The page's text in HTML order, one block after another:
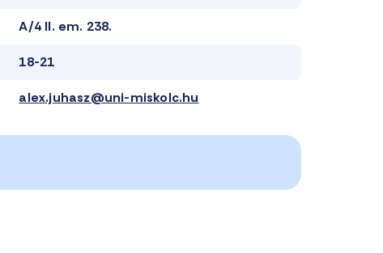
A/4 II. em. 238.
18-21
alex.juhasz@uni-miskolc.hu